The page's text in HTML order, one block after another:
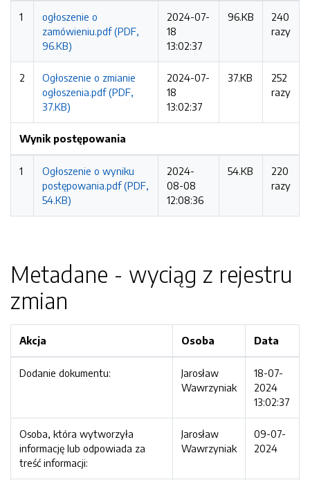
1
ogłoszenie o
zamówieniu.pdf (PDF,
96.KB)
2024-07-
18
13:02:37
96.KB
240
razy
2
Ogłoszenie o zmianie
ogłoszenia.pdf (PDF,
37.KB)
2024-07-
18
13:02:37
37.KB
252
razy
Wynik postępowania
1
Ogłoszenie o wyniku
postępowania.pdf (PDF,
54.KB)
2024-
08-08
12:08:36
54.KB
220
razy
Metadane - wyciąg z rejestru
zmian
Akcja Osoba Data
Dodanie dokumentu:
Jarosław
Wawrzyniak
18-07-
2024
13:02:37
Osoba, która wytworzyła
informację lub odpowiada za
treść informacji:
Jarosław
Wawrzyniak
09-07-
2024